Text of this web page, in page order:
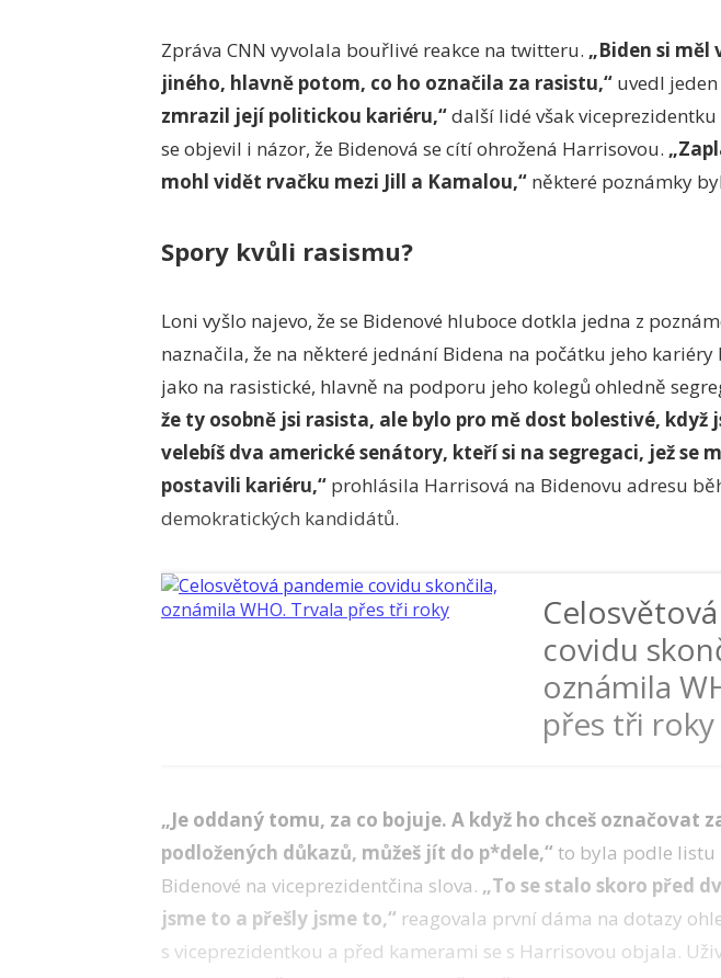
Zpráva CNN vyvolala bouřlivé reakce na twitteru. „Biden si měl
jiného, hlavně potom, co ho označila za rasistu,“ uvedl
zmrazil její politickou kariéru,“další lidé však
se objevil i názor, že Bidenová se cítí ohrožená Harrisovou.
mohl vidět rvačku mezi Jill a Kamalou,“ některé poznámky
Spory kvůli rasismu?
Loni vyšlo najevo, že se Bidenové hluboce dotkla jedna z
naznačila, že na některé jednání Bidena na počátku jeho
jako na rasistické, hlavně na podporu jeho kolegů ohledně
že ty osobně jsi rasista, ale bylo pro mě dost bolestivé, když
velebíš dva americké senátory, kteří si na segregaci, jež se
postavili kariéru,“ prohlásila Harrisová na Bidenovu adresu
demokratických kandidátů.
covidu
oznámila
přes tři roky
„Je oddaný tomu, za co bojuje. A když ho chceš označovat
podložených důkazů, můžeš jít do p*dele,“ to byla podle listu
Bidenové na viceprezidentčina slova. „To se stalo skoro před
jsme to a přešly jsme to,“ reagovala první dáma na dotazy
s viceprezidentkou a před kamerami se s Harrisovou objala.